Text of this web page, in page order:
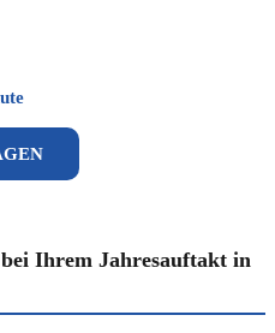
Ihrem Jahresauftakt in